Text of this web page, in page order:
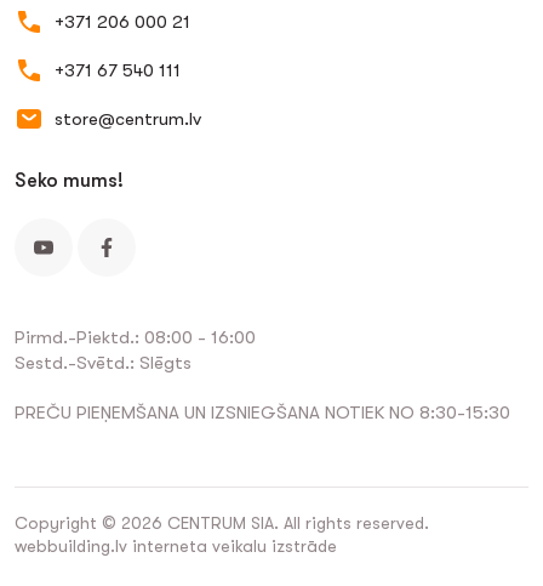
+371 206 000 21
+371 67 540 111
store@centrum.lv
Seko mums!
Pirmd.-Piektd.: 08:00 - 16:00
Sestd.-Svētd.: Slēgts
PREČU PIEŅEMŠANA UN IZSNIEGŠANA NOTIEK NO 8:30-15:30
Copyright © 2026 CENTRUM SIA. All rights reserved.
webbuilding.lv interneta veikalu izstrāde